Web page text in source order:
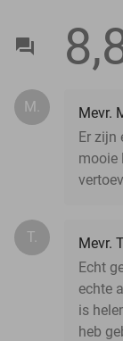
M.
Mevr.
Er zijn
mooie
T.
Mevr.
Echt
echte
is
heb